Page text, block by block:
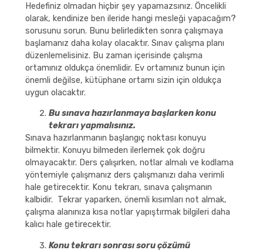
Hedefiniz olmadan hiçbir şey yapamazsınız. Öncelikli
olarak, kendinize ben ileride hangi mesleği yapacağım?
sorusunu sorun. Bunu belirledikten sonra çalışmaya
başlamanız daha kolay olacaktır. Sınav çalışma planı
düzenlemelisiniz. Bu zaman içerisinde çalışma
ortamınız oldukça önemlidir. Ev ortamınız bunun için
önemli değilse, kütüphane ortamı sizin için oldukça
uygun olacaktır.
Bu sınava hazırlanmaya başlarken konu
tekrarı yapmalısınız.
Sınava hazırlanmanın başlangıç noktası konuyu
bilmektir. Konuyu bilmeden ilerlemek çok doğru
olmayacaktır. Ders çalışırken, notlar almalı ve kodlama
yöntemiyle çalışmanız ders çalışmanızı daha verimli
hale getirecektir. Konu tekrarı, sınava çalışmanın
kalbidir. Tekrar yaparken, önemli kısımları not almak,
çalışma alanınıza kısa notlar yapıştırmak bilgileri daha
kalıcı hale getirecektir.
Konu tekrarı sonrası soru çözümü